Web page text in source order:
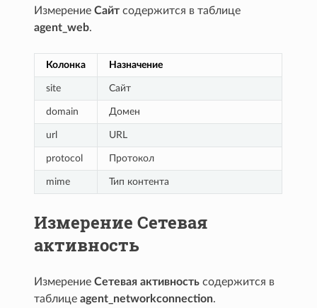
ИзмерениеСайт содержится в таблице
agent_web.
Колонка Назначение
site Сайт
domain Домен
url URL
protocol Протокол
mime Тип контента
Измерение Сетевая
активность
ИзмерениеСетевая активность содержится в
таблицеagent_networkconnection.